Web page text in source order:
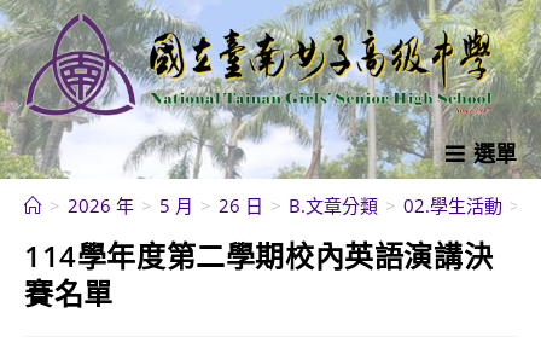
跳
轉
至
主
要
內
選單
> 2026 年 > 5 月 > 26 日 > B.文章分類 > 02.學生活動 >
114學年度第二學期校內英語演講決
賽名單